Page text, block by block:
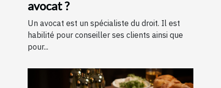
avocat ?
Un avocat est un spécialiste du droit. Il est
habilité pour conseiller ses clients ainsi que
pour...